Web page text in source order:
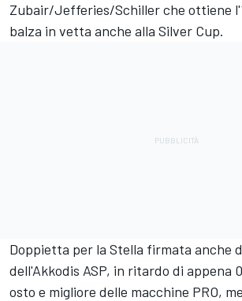
Zubair/Jefferies/Schiller che ottiene
balza in vetta anche alla Silver Cup.
Doppietta per la Stella firmata anche
dell'Akkodis ASP, in ritardo di appena
osto e migliore delle macchine PRO,